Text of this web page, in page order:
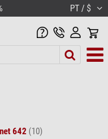
PT / $
642 (10)